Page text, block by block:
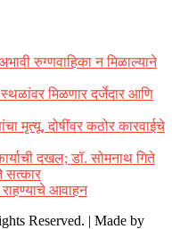
रुग्णवाहिका न मिळाल्याने
स्थळांवर मिळणार दर्जेदार आणि
मृत्यू, दोषींवर कठोर कारवाईचे
दखल; डॉ. सोमनाथ गिते
सत्कार
राहण्याचे आवाहन
Reserved. | Made by